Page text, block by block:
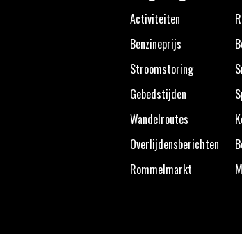
Activiteiten
Benzineprijs
Stroomstoring
Gebedstijden
Wandelroutes
Overlijdensberichten
Rommelmarkt